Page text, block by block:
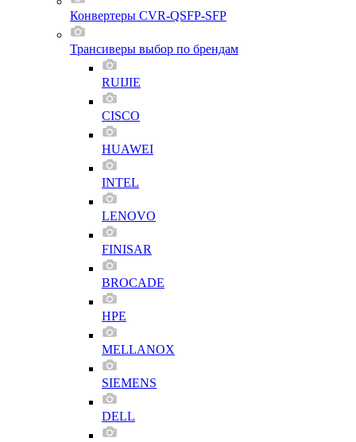
Конвертеры CVR-QSFP-SFP
Трансиверы выбор по брендам
RUIJIE
CISCO
HUAWEI
INTEL
LENOVO
FINISAR
BROCADE
HPE
MELLANOX
SIEMENS
DELL